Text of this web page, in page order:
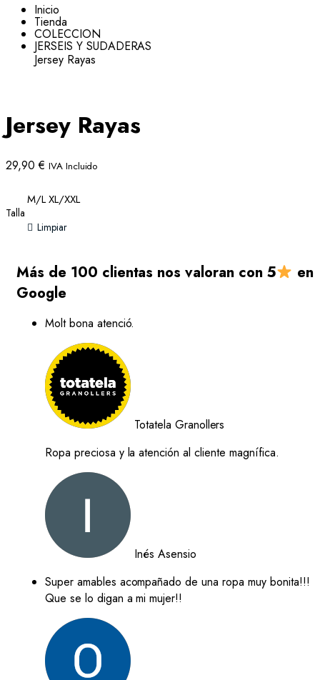
Inicio
Tienda
COLECCION
JERSEIS Y SUDADERAS
Jersey Rayas
Jersey Rayas
29,90€ IVA Incluido
Talla
M/L XL/XXL
Limpiar
Más de 100 clientas nos valoran con 5
en
Google
Molt bona atenció.
Totatela Granollers
Ropa preciosa y la atención al cliente magnífica.
Inés Asensio
Super amables acompañado de una ropa muy bonita!!!
Que se lo digan a mi mujer!!